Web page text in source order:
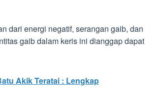
dari energi negatif, serangan gaib, dan
gaib dalam keris ini dianggap dapat
Akik Teratai : Lengkap